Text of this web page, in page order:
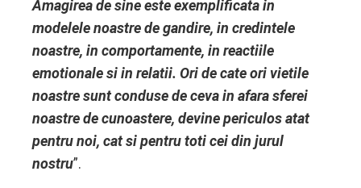
Amagirea de sine este exemplificata in
modelele noastre de gandire, in credintele
noastre, in comportamente, in reactiile
emotionale si in relatii. Ori de cate ori vietile
noastre sunt conduse de ceva in afara sferei
noastre de cunoastere, devine periculos atat
pentru noi, cat si pentru toti cei din jurul
nostru”.